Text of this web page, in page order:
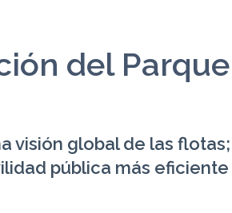
del
visión global de las
pública más eficiente